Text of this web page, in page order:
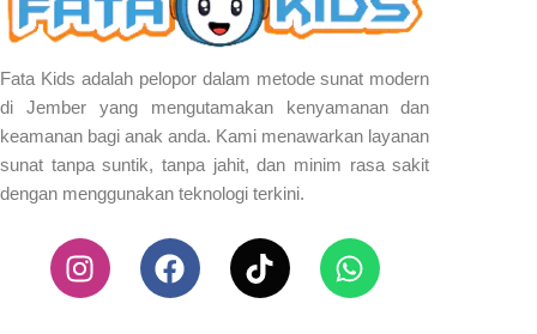
Fata Kids adalah pelopor dalam metode sunat modern
di Jember yang mengutamakan kenyamanan dan
keamanan bagi anak anda. Kami menawarkan layanan
sunat tanpa suntik, tanpa jahit, dan minim rasa sakit
dengan menggunakan teknologi terkini.
I
n
s
F
a
c
T
i
k
W
h
a